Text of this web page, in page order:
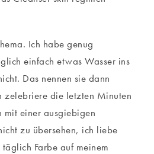
Ich habe genug
einfach etwas Wasser ins
Das nennen sie dann
zelebriere die letzten Minuten
mit einer ausgiebigen
zu übersehen, ich liebe
Farbe auf meinem